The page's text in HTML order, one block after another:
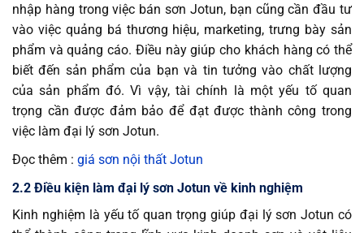
nhập hàng trong việc bán sơn Jotun, bạn cũng cần đầu tư
vào việc quảng bá thương hiệu, marketing, trưng bày sản
phẩm và quảng cáo. Điều này giúp cho khách hàng có thể
biết đến sản phẩm của bạn và tin tưởng vào chất lượng
của sản phẩm đó. Vì vậy, tài chính là một yếu tố quan
trọng cần được đảm bảo để đạt được thành công trong
việc làm đại lý sơn Jotun.
Đọc thêm : giá sơn nội thất Jotun
2.2 Điều kiện làm đại lý sơn Jotun về kinh nghiệm
Kinh nghiệm là yếu tố quan trọng giúp đại lý sơn Jotun có